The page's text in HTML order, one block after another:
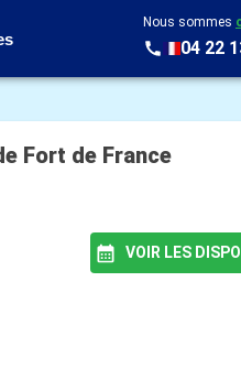
Nous sommes
04 22
Fort de France
VOIR LES